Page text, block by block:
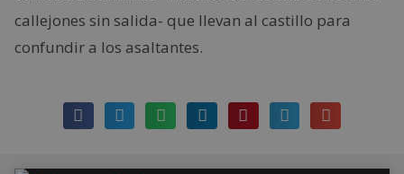
callejones sin salida- que llevan al castillo para
confundir a los asaltantes.